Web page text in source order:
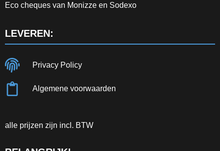
Eco cheques van Monizze en Sodexo
LEVEREN:
Privacy Policy
Algemene voorwaarden
alle prijzen zijn incl. BTW